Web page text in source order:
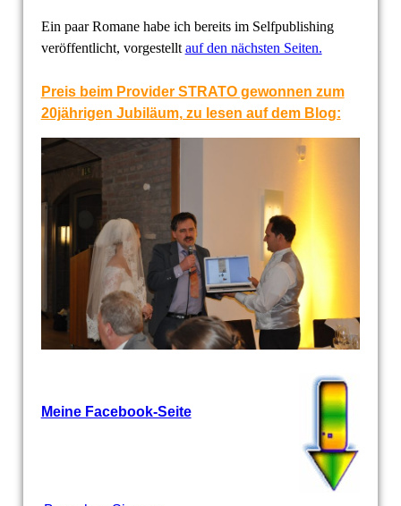
Ein paar Romane habe ich bereits im Selfpublishing
veröffentlicht, vorgestellt auf den nächsten Seiten.
Preis beim Provider STRATO gewonnen zum
20jährigen Jubiläum, zu lesen auf dem Blog:
Meine Facebook-Seite